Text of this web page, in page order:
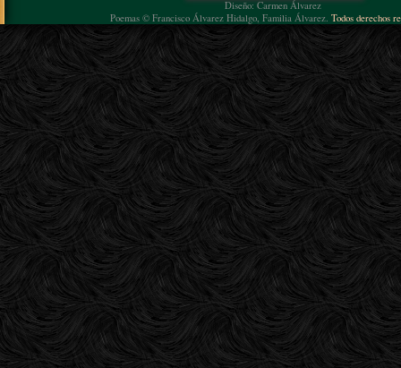
Diseño: Carmen Álvarez
Poemas © Francisco Álvarez Hidalgo, Familia Álvarez. Todos derechos